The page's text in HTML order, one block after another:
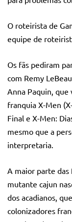
O roteirista de
equipe de
Os fãs pediram
com Remy
Anna Paquin,
franquia X-Men
Final e X-Men:
mesmo que a
interpretaria.
A maior parte
mutante cajun
dos acadianos,
colonizadores